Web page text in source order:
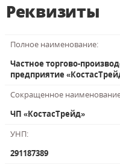
Реквизиты
Полное наименование:
Частное торгово-
предприятие
Сокращенное
ЧП «КостасТрейд»
УНП:
291187389